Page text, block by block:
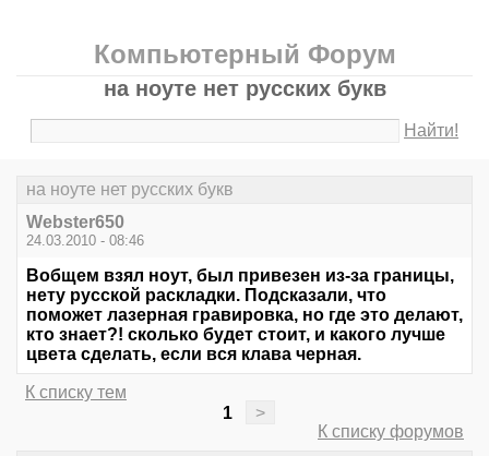
Компьютерный Форум
на ноуте нет русских букв
Найти!
на ноуте нет русских букв
Webster650
24.03.2010 - 08:46
Вобщем взял ноут, был привезен из-за границы,
нету русской раскладки. Подсказали, что
поможет лазерная гравировка, но где это делают,
кто знает?! сколько будет стоит, и какого лучше
цвета сделать, если вся клава черная.
К списку тем
1
>
К списку форумов